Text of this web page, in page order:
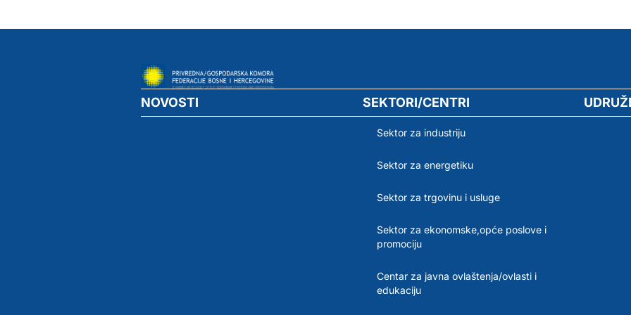
NOVOSTI SEKTORI/CENTRI
Sektor za industriju
Sektor za energetiku
Sektor za trgovinu i usluge
Sektor za ekonomske,opće poslove i
promociju
Centar za javna ovlaštenja/ovlasti i
edukaciju